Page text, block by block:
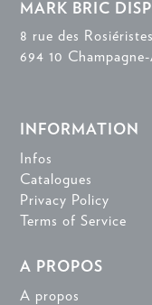
MARK BRIC
8 rue des Rosiéristes
694 10
INFORMATION
Infos
Catalogues
Privacy Policy
Terms of Service
A PROPOS
A propos